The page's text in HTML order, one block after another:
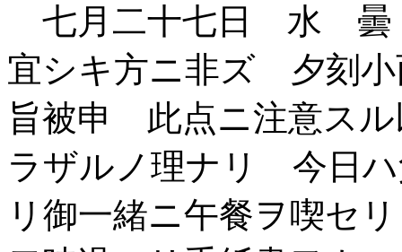
七月二十七日 水 曇
宜シキ方ニ非ズ 夕刻
旨被申 此点ニ注意スル
ラザルノ理ナリ 今日ハ
リ御一緒ニ午餐ヲ喫